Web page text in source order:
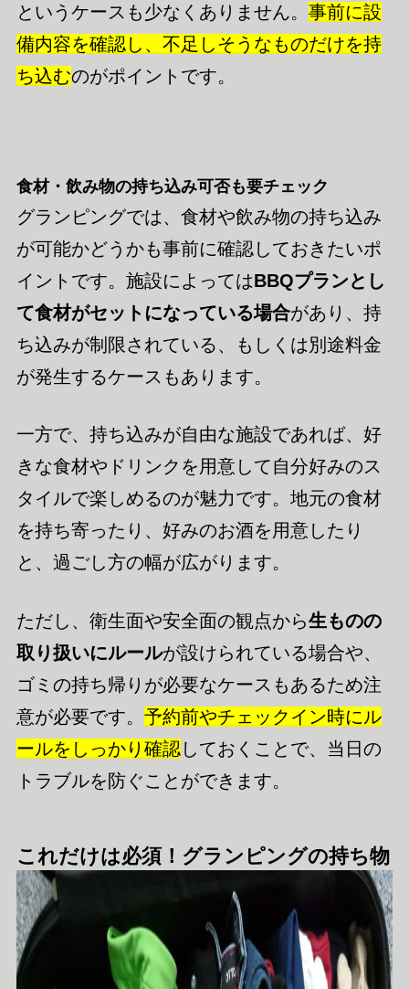
というケースも少なくありません。 事前に設
備内容を確認し、不足しそうなものだけを持
ち込むのがポイントです。
食材・飲み物の持ち込み可否も要チェック
グランピングでは、食材や飲み物の持ち込み
が可能かどうかも事前に確認しておきたいポ
イントです。施設によってはBBQプランとし
て食材がセットになっている場合があり、持
ち込みが制限されている、もしくは別途料金
が発生するケースもあります。
一方で、持ち込みが自由な施設であれば、好
きな食材やドリンクを用意して自分好みのス
タイルで楽しめるのが魅力です。地元の食材
を持ち寄ったり、好みのお酒を用意したり
と、過ごし方の幅が広がります。
ただし、衛生面や安全面の観点から生ものの
取り扱いにルールが設けられている場合や、
ゴミの持ち帰りが必要なケースもあるため注
意が必要です。 予約前やチェックイン時にル
ールをしっかり確認しておくことで、当日の
トラブルを防ぐことができます。
これだけは必須！グランピングの持ち物